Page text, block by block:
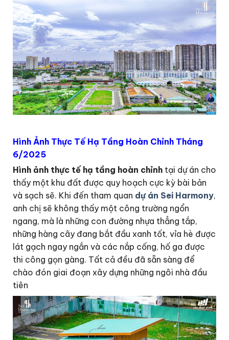
Hình Ảnh Thực Tế Hạ Tầng Hoàn Chỉnh Tháng
6/2025
Hình ảnh thực tế hạ tầng hoàn chỉnh tại dự án cho
thấy một khu đất được quy hoạch cực kỳ bài bản
và sạch sẽ. Khi đến tham quan dự án Sei Harmony,
anh chị sẽ không thấy một công trường ngổn
ngang, mà là những con đường nhựa thẳng tắp,
những hàng cây đang bắt đầu xanh tốt, vỉa hè được
lát gạch ngay ngắn và các nắp cống, hố ga được
thi công gọn gàng. Tất cả đều đã sẵn sàng để
chào đón giai đoạn xây dựng những ngôi nhà đầu
tiên